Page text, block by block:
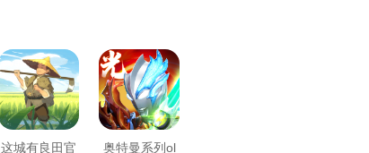
这城有良田官 奥特曼系列ol